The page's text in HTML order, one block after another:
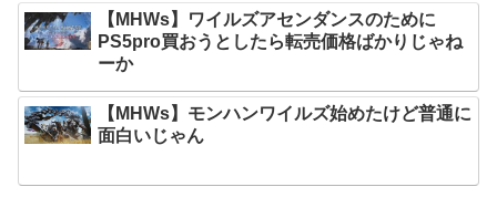
【MHWs】ワイルズアセンダンスのために
PS5pro買おうとしたら転売価格ばかりじゃね
ーか
【MHWs】モンハンワイルズ始めたけど普通に
面白いじゃん